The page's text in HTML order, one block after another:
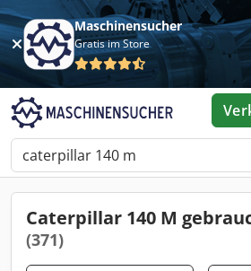
Maschinensucher
Gratis im Store
Caterpillar 140 M
(371)